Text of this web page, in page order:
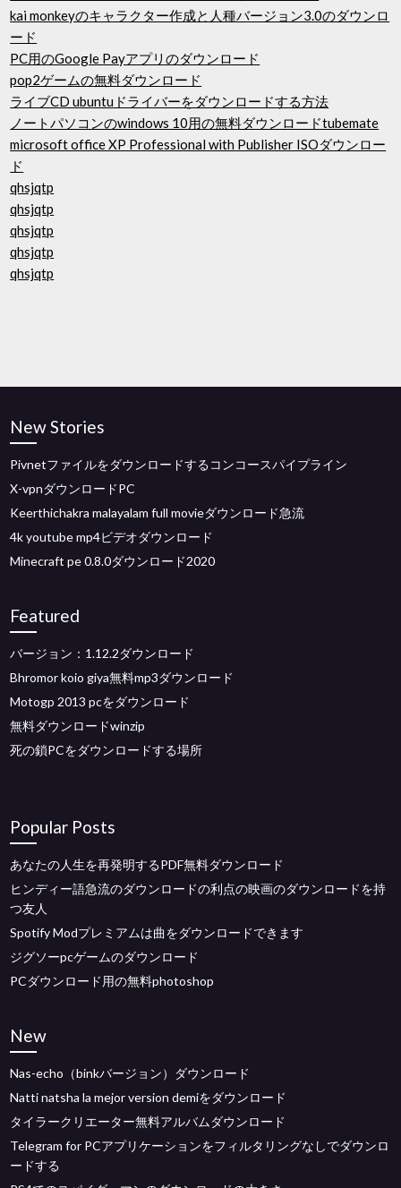
kai monkeyのキャラクター作成と人種バージョン3.0のダウンロ
ード
PC用のGoogle Payアプリのダウンロード
pop2ゲームの無料ダウンロード
ライブCD ubuntuドライバーをダウンロードする方法
ノートパソコンのwindows 10用の無料ダウンロードtubemate
microsoft office XP Professional with Publisher ISOダウンロー
ド
qhsjqtp
qhsjqtp
qhsjqtp
qhsjqtp
qhsjqtp
New Stories
Pivnetファイルをダウンロードするコンコースパイプライン
X-vpnダウンロードPC
Keerthichakra malayalam full movieダウンロード急流
4k youtube mp4ビデオダウンロード
Minecraft pe 0.8.0ダウンロード2020
Featured
バージョン：1.12.2ダウンロード
Bhromor koio giya無料mp3ダウンロード
Motogp 2013 pcをダウンロード
無料ダウンロードwinzip
死の鎖PCをダウンロードする場所
Popular Posts
あなたの人生を再発明するPDF無料ダウンロード
ヒンディー語急流のダウンロードの利点の映画のダウンロードを持
つ友人
Spotify Modプレミアムは曲をダウンロードできます
ジグソーpcゲームのダウンロード
PCダウンロード用の無料photoshop
New
Nas-echo（binkバージョン）ダウンロード
Natti natsha la mejor version demiをダウンロード
タイラークリエーター無料アルバムダウンロード
Telegram for PCアプリケーションをフィルタリングなしでダウンロ
ードする